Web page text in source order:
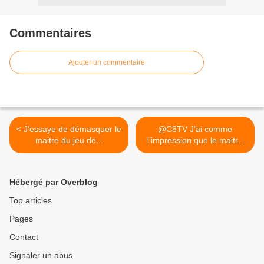
Commentaires
Ajouter un commentaire
< J'essaye de démasquer le
maitre du jeu de...
@C8TV J’ai comme
l’impression que le maitre
du... >
Hébergé par Overblog
Top articles
Pages
Contact
Signaler un abus